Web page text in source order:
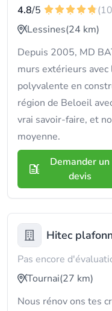
4.8/5
Lessines(24 km)
Depuis 2005, MD
murs extérieurs
polyvalente en
région de Beloeil
vrai savoir-faire, et
moyenne.
Demander un
devis
Hitec
Pas encore
Tournai(27 km)
Nous rénov ons tes